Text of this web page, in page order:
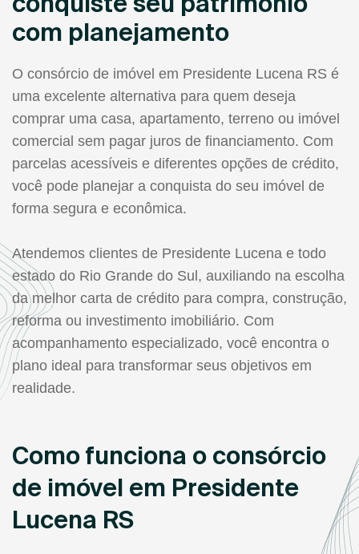
com planejamento
O consórcio de imóvel em Presidente Lucena RS é
uma excelente alternativa para quem deseja
comprar uma casa, apartamento, terreno ou imóvel
comercial sem pagar juros de financiamento. Com
parcelas acessíveis e diferentes opções de crédito,
você pode planejar a conquista do seu imóvel de
forma segura e econômica.
Atendemos clientes de Presidente Lucena e todo
estado do Rio Grande do Sul, auxiliando na escolha
da melhor carta de crédito para compra, construção,
reforma ou investimento imobiliário. Com
acompanhamento especializado, você encontra o
plano ideal para transformar seus objetivos em
realidade.
Como funciona o consórcio
de imóvel em Presidente
Lucena RS